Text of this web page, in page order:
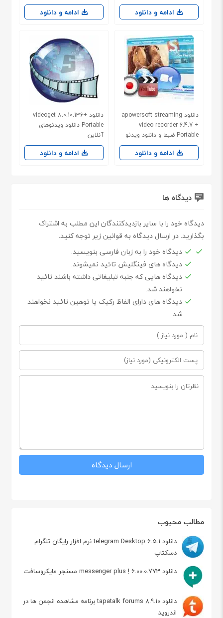
مطالب محبوب
دانلود telegram Desktop 6.5.1 نرم افزار رایگان تلگرام
دسکتاپ
دانلود messenger plus ! 6.00.0.773 مسنجر مایکروسافت
دانلود tapatalk forums 8.9.10 برنامه مشاهده انجمن ها در
اندروید
ادامه و دانلود ادامه و دانلود
دانلود apowersoft streaming
video recorder 6.4.7 +
Portable ضبط و دانلود ویدئو
آنلاین
ادامه و دانلود
دانلود videoget 8.0.10.136+
Portable دانلود ویدئوهای
آنلاین
ادامه و دانلود
دیدگاه ها
دیدگاه خود را با سایر بازدیدکنندگان این مطلب به اشتراک
بگذارید. در ارسال دیدگاه به قوانین زیر توجه کنید.
دیدگاه خود را به زبان فارسی بنویسید.
دیدگاه های فینگلیش تائید نمیشوند.
دیدگاه هایی که جنبه تبلیغاتی داشته باشند تائید
نخواهند شد.
دیدگاه های دارای الفاظ رکیک یا توهین تائید نخواهند
شد.